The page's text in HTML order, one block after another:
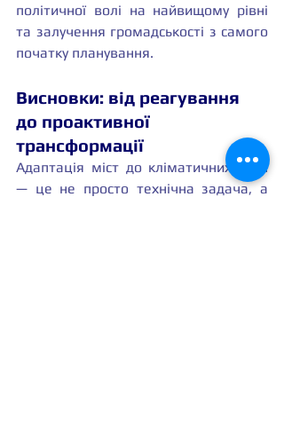
політичної волі на найвищому рівні
та залучення громадськості з самого
початку планування.
Висновки: від реагування
до проактивної
трансформації
Адаптація міст до кліматичних змін
— це не просто технічна задача, а